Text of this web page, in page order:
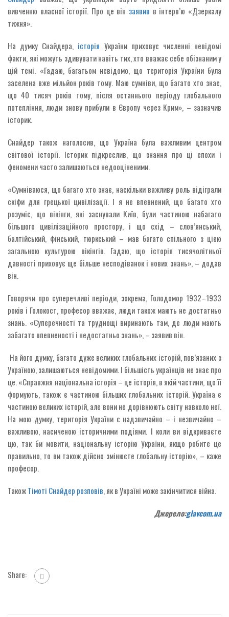
вивченню власної історії. Про це він заявив в інтерв’ю «Дзеркалу
тижня».
На думку Снайдера, історія України приховує численні невідомі
факти, які можуть здивувати навіть тих, хто вважає себе обізнаним у
цій темі. «Гадаю, багатьом невідомо, що територія України була
заселена вже мільйон років тому. Маю сумніви, що багато хто знає,
що 40 тисяч років тому, після останнього періоду глобального
потепління, люди знову прибули в Європу через Крим», – зазначив
історик.
Снайдер також наголосив, що Україна була важливим центром
світової історії. Історик підкреслив, що знання про ці епохи і
феномени часто залишаються недооціненими.
«Сумніваюся, що багато хто знає, наскільки важливу роль відіграли
скіфи для грецької цивілізації. І я не впевнений, що багато хто
розуміє, що вікінги, які заснували Київ, були частиною набагато
більшого цивілізаційного простору, і що схід – слов’янський,
балтійський, фінський, тюркський – мав багато спільного з цією
загальною культурою вікінгів. Гадаю, що історія тисячолітньої
давності приховує ще більше несподіванок і нових знань», – додав
він.
Говорячи про суперечливі періоди, зокрема, Голодомор 1932–1933
років і Голокост, професор вважає, люди також мають не достатньо
знань. «Суперечності та труднощі виринають там, де люди мають
забагато впевненості і недостатньо знань», – заявив він.
На його думку, багато дуже великих глобальних історій, пов’язаних з
Україною, залишаються невідомими. І більшість українців не знає про
це. «Справжня національна історія – це історія, в якій частини, що її
формують, також є частиною більших глобальних історій. Україна є
частиною великих історій, але вони не дорівнюють світу навколо неї.
На мою думку, територія України є надзвичайно – і незвичайно –
важливою, насиченою історичними подіями. І коли ви відкриваєте
цю, так би мовити, національну історію України, якщо робите це
правильно, то ви також дійсно змінюєте глобальну історію», – каже
професор.
ТакожТімоті Снайдер розповів, як в Україні може закінчитися війна.
Джерело:glavcom.ua
Share: